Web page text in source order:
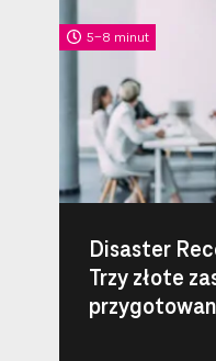
5-8 minut
Disaster
Trzy złote